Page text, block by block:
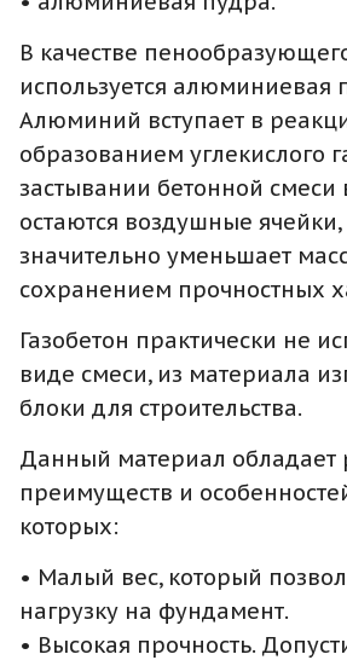
В качестве
используется алюминиевая
Алюминий вступает в
образованием углекислого
застывании бетонной смеси
остаются воздушные ячейки,
значительно уменьшает
сохранением прочностных
Газобетон практически не
виде смеси, из материала
блоки для строительства.
Данный материал обладает
преимуществ и
которых:
• Малый вес, который
нагрузку на фундамент.
• Высокая прочность.